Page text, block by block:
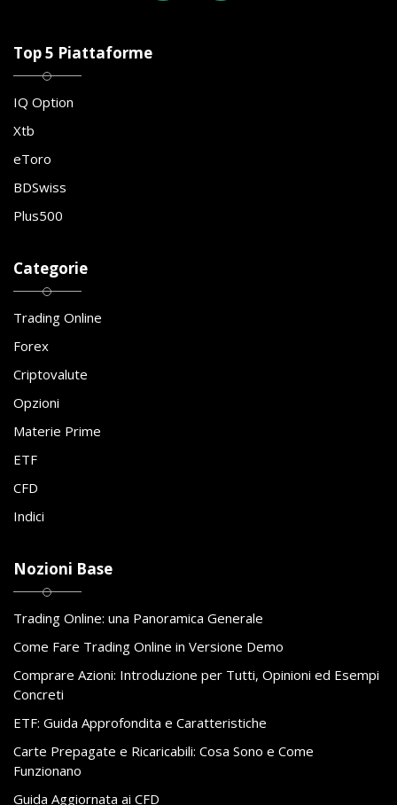
Top 5 Piattaforme
IQ Option
Xtb
eToro
BDSwiss
Plus500
Categorie
Trading Online
Forex
Criptovalute
Opzioni
Materie Prime
ETF
CFD
Indici
Nozioni Base
Trading Online: una Panoramica Generale
Come Fare Trading Online in Versione Demo
Comprare Azioni: Introduzione per Tutti, Opinioni ed Esempi
Concreti
ETF: Guida Approfondita e Caratteristiche
Carte Prepagate e Ricaricabili: Cosa Sono e Come
Funzionano
Guida Aggiornata ai CFD